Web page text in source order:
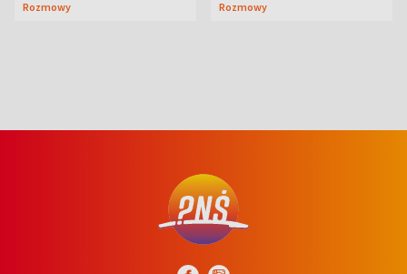
Rozmowy Rozmowy